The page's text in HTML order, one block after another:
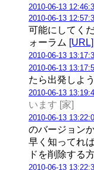
2010-06-13
2010-06-13
可能にしてく
ォーラム [URL]
2010-06-13
2010-06-13
たら出発しよ
2010-06-13
います [家]
2010-06-13
のバージョン
早く知ってれ
ドを削除する
2010-06-13